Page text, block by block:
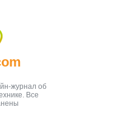
журнал об
Все